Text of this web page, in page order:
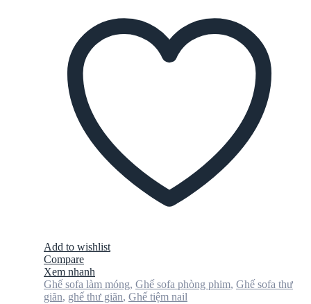
Add to wishlist
Compare
Xem nhanh
Ghế sofa làm móng, Ghế sofa phòng phim, Ghế sofa thư
giãn, ghế thư giãn, Ghế tiệm nail